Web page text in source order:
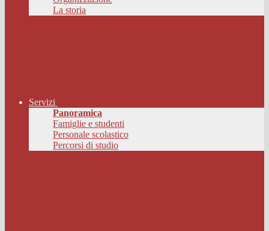
La storia
Servizi
Panoramica
Famiglie e studenti
Personale scolastico
Percorsi di studio